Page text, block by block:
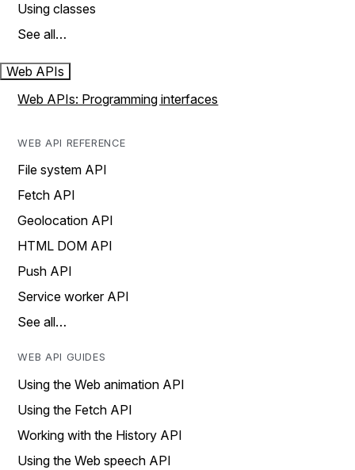
Using classes
See all…
Web APIs
Web APIs: Programming interfaces
WEB API REFERENCE
File system API
Fetch API
Geolocation API
HTML DOM API
Push API
Service worker API
See all…
WEB API GUIDES
Using the Web animation API
Using the Fetch API
Working with the History API
Using the Web speech API